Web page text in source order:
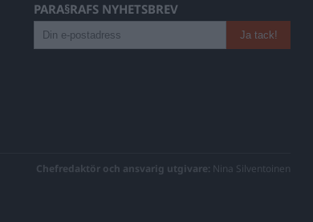
PARA§RAFS NYHETSBREV
Chefredaktör och ansvarig utgivare: Nina Silventoinen